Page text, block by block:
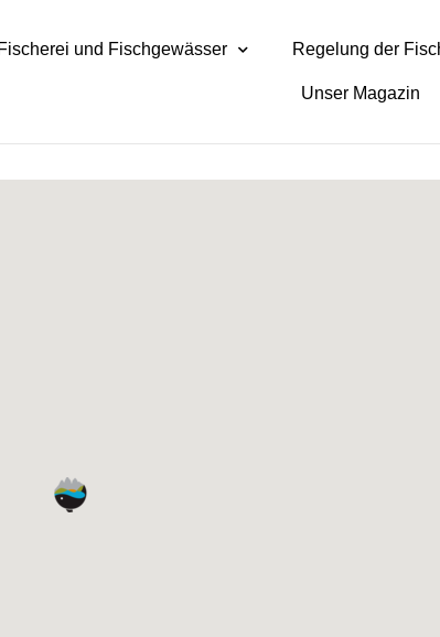
Fischerei und Fischgewässer Regelung der
Unser Magazin